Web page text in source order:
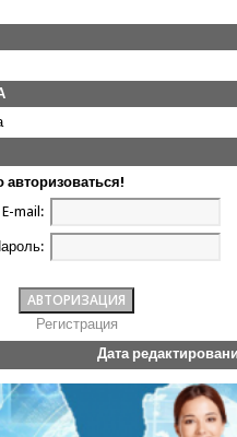
E-mail:
Регистрация
Дата